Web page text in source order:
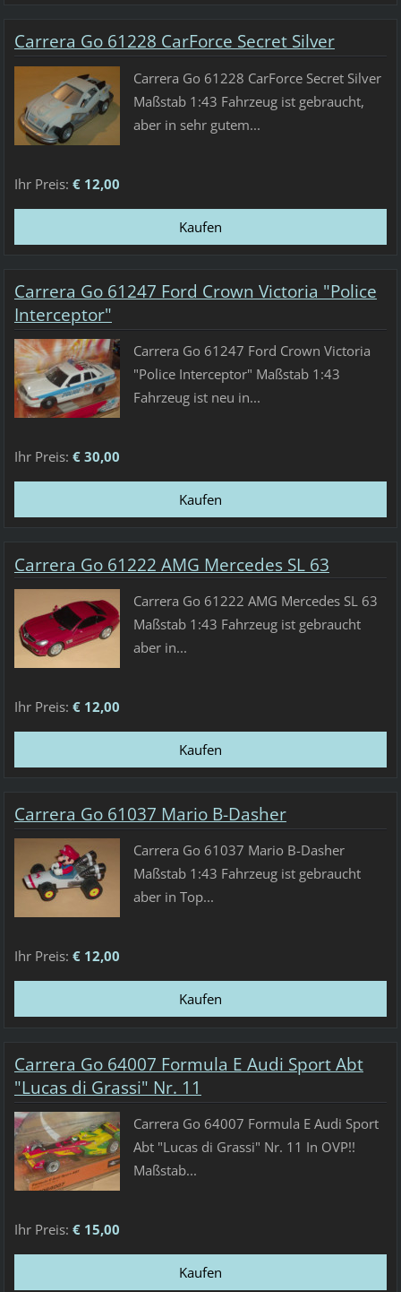
Carrera Go 61228 CarForce Secret Silver
Carrera Go 61228 CarForce Secret Silver
Maßstab 1:43 Fahrzeug ist gebraucht,
aber in sehr gutem...
Ihr Preis: € 12,00
Carrera Go 61247 Ford Crown Victoria "Police
Interceptor"
Carrera Go 61247 Ford Crown Victoria
"Police Interceptor" Maßstab 1:43
Fahrzeug ist neu in...
Ihr Preis: € 30,00
Carrera Go 61222 AMG Mercedes SL 63
Carrera Go 61222 AMG Mercedes SL 63
Maßstab 1:43 Fahrzeug ist gebraucht
aber in...
Ihr Preis: € 12,00
Carrera Go 61037 Mario B-Dasher
Carrera Go 61037 Mario B-Dasher
Maßstab 1:43 Fahrzeug ist gebraucht
aber in Top...
Ihr Preis: € 12,00
Carrera Go 64007 Formula E Audi Sport Abt
"Lucas di Grassi" Nr. 11
Carrera Go 64007 Formula E Audi Sport
Abt "Lucas di Grassi" Nr. 11 In OVP!!
Maßstab...
Ihr Preis: € 15,00